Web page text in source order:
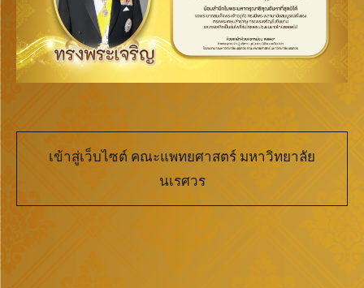
เข้าสู่เว็บไซต์ คณะแพทยศาสตร์ มหาวิทยาลัย
นเรศวร